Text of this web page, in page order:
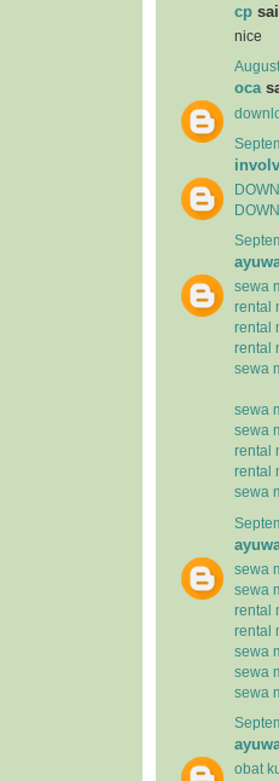
cp
nice
oca
sewa
rental
rental
rental
sewa
sewa
sewa
rental
rental
sewa
sewa
sewa
rental
rental
sewa
sewa
sewa
obat